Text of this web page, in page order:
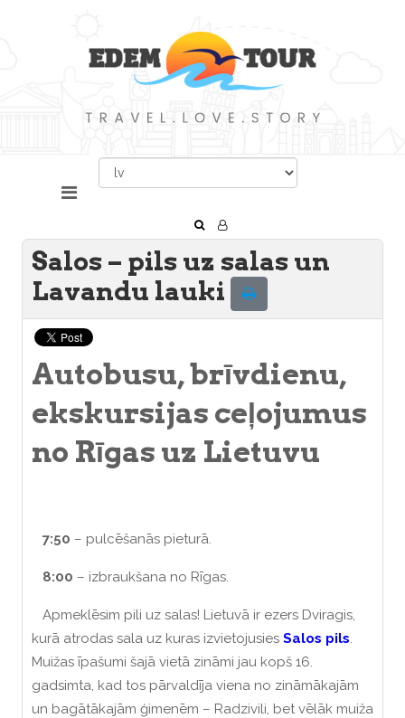
Salos – pils uz salas un
Lavandu lauki
Autobusu, brīvdienu,
ekskursijas ceļojumus
no Rīgas uz Lietuvu
7:50 – pulcēšanās pieturā.
8:00 – izbraukšana no Rīgas.
Apmeklēsim pili uz salas! Lietuvā ir ezers Dviragis,
kurā atrodas sala uz kuras izvietojusies Salos pils.
Muižas īpašumi šajā vietā zināmi jau kopš 16.
gadsimta, kad tos pārvaldīja viena no zināmākajām
un bagātākajām ģimenēm – Radzivili, bet vēlāk muiža